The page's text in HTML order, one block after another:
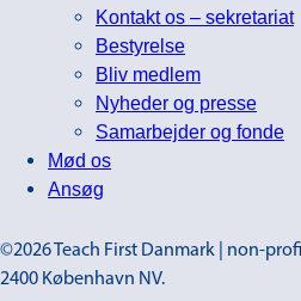
Kontakt os – sekretariat
Bestyrelse
Bliv medlem
Nyheder og presse
Samarbejder og fonde
Mød os
Ansøg
©2026 Teach First Danmark | non-
2400 København NV.